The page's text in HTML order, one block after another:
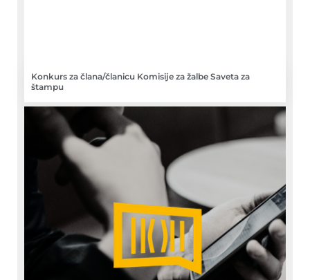
Konkurs za člana/članicu Komisije za žalbe Saveta za
štampu